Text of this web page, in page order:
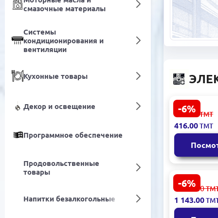
смазочные материалы
Системы
кондиционирования и
вентиляции
Кухонные товары
Декор и освещение
Программное обеспечение
Продовольственные
товары
Напитки безалкогольные
-6%
HP
Линейка
Быстрая
443.00 ТМТ
416.00ТМТ
-6%
HIKVISION
2.5" SATA
Быстрый
1 217.00
1 143.00